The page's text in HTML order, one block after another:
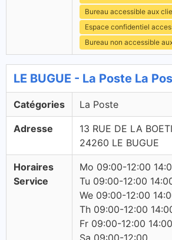
Bureau accessible aux
Espace confidentiel
Bureau non accessible
LE BUGUE - La Poste La
Catégories La Poste
Adresse
13 RUE DE LA
24260 LE BUGUE
Horaires
Service
Mo 09:00-12:00
Tu 09:00-12:00
We 09:00-12:00
Th 09:00-12:00
Fr 09:00-12:00
Sa 09:00-12:00